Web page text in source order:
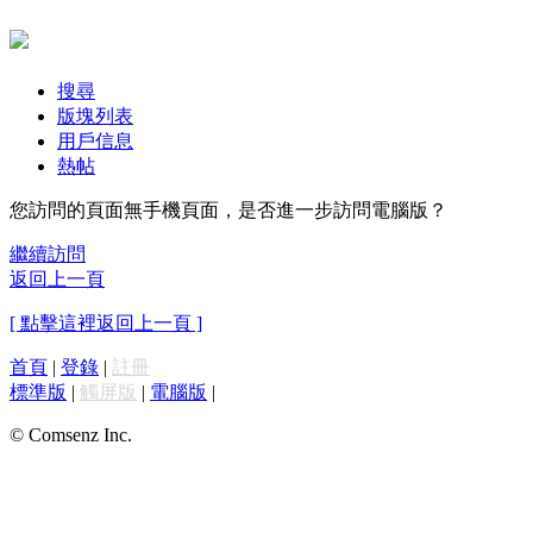
搜尋
版塊列表
用戶信息
熱帖
您訪問的頁面無手機頁面，是否進一步訪問電腦版？
繼續訪問
返回上一頁
[ 點擊這裡返回上一頁 ]
首頁 | 登錄 | 註冊
標準版 | 觸屏版 | 電腦版 |
© Comsenz Inc.